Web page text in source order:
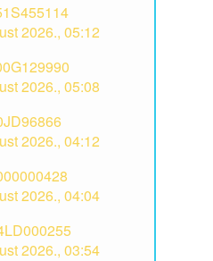
2026., 05:12
2026., 05:08
2026., 04:12
2026., 04:04
2026., 03:54